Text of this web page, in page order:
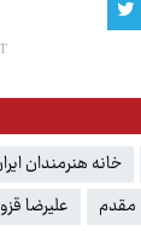
خانه هنرمندان
علیرضا